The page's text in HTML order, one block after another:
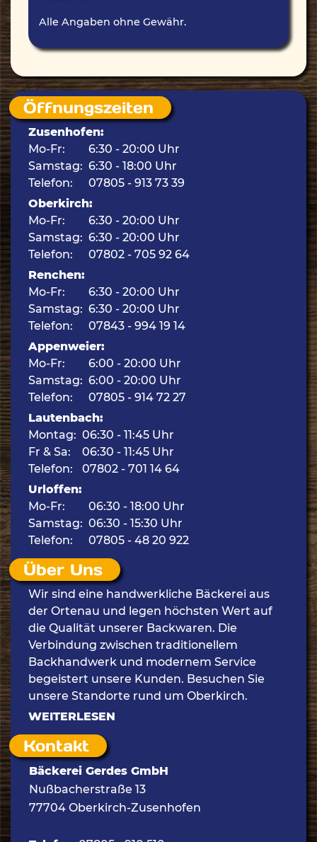
Alle Angaben ohne Gewähr.
Öffnungszeiten
Zusenhofen:
Mo-Fr:
Samstag:
Telefon:
6:30 - 20:00 Uhr
6:30 - 18:00 Uhr
07805 - 913 73 39
Oberkirch:
Mo-Fr:
Samstag:
Telefon:
6:30 - 20:00 Uhr
6:30 - 20:00 Uhr
07802 - 705 92 64
Renchen:
Mo-Fr:
Samstag:
Telefon:
6:30 - 20:00 Uhr
6:30 - 20:00 Uhr
07843 - 994 19 14
Appenweier:
Mo-Fr:
Samstag:
Telefon:
6:00 - 20:00 Uhr
6:00 - 20:00 Uhr
07805 - 914 72 27
Lautenbach:
Montag:
Fr & Sa:
Telefon:
06:30 - 11:45 Uhr
06:30 - 11:45 Uhr
07802 - 701 14 64
Urloffen:
Mo-Fr:
Samstag:
Telefon:
06:30 - 18:00 Uhr
06:30 - 15:30 Uhr
07805 - 48 20 922
Über Uns
Wir sind eine handwerkliche Bäckerei aus
der Ortenau und legen höchsten Wert auf
die Qualität unserer Backwaren. Die
Verbindung zwischen traditionellem
Backhandwerk und modernem Service
begeistert unsere Kunden. Besuchen Sie
unsere Standorte rund um Oberkirch.
WEITERLESEN
Kontakt
Bäckerei Gerdes GmbH
Nußbacherstraße 13
77704 Oberkirch-Zusenhofen